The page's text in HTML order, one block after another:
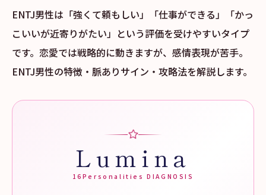
ENTJ男性は「強くて頼もしい」「仕事ができる」「かっ
こいいが近寄りがたい」という評価を受けやすいタイプ
です。恋愛では戦略的に動きますが、感情表現が苦手。
ENTJ男性の特徴・脈ありサイン・攻略法を解説します。
Lumina
16Personalities DIAGNOSIS